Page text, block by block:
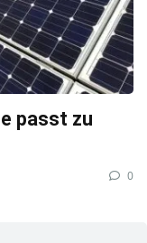
passt zu
0